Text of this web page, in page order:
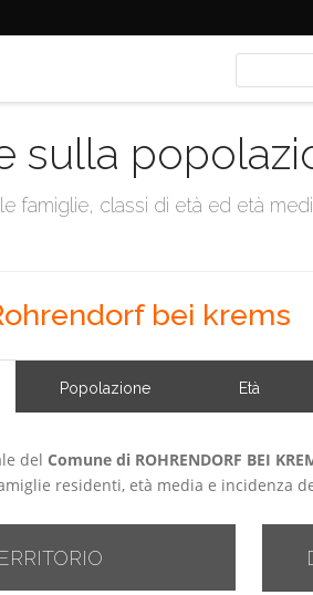
sulla
classi di età ed età
bei krems
Popolazione Età
del Comune di ROHRENDORF BEI
residenti, età media e incidenza